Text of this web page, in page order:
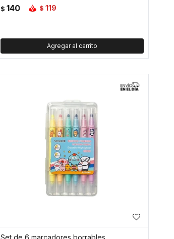
$ 140 $ 119